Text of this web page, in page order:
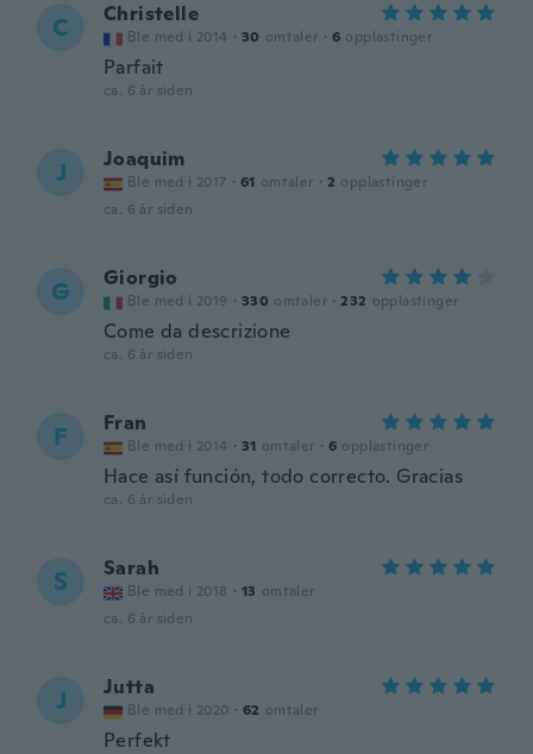
C Christelle
Ble med i 2014 · 30 omtaler · 6 opplastinger
Parfait
ca. 6 år siden
J Joaquim
Ble med i 2017 · 61 omtaler · 2 opplastinger
ca. 6 år siden
G Giorgio
Ble med i 2019 · 330 omtaler · 232 opplastinger
Come da descrizione
ca. 6 år siden
F Fran
Ble med i 2014 · 31 omtaler · 6 opplastinger
Hace así función, todo correcto. Gracias
ca. 6 år siden
S Sarah
Ble med i 2018 · 13 omtaler
ca. 6 år siden
J Jutta
Ble med i 2020 · 62 omtaler
Perfekt